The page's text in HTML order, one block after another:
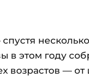
в этом году
возрастов — от